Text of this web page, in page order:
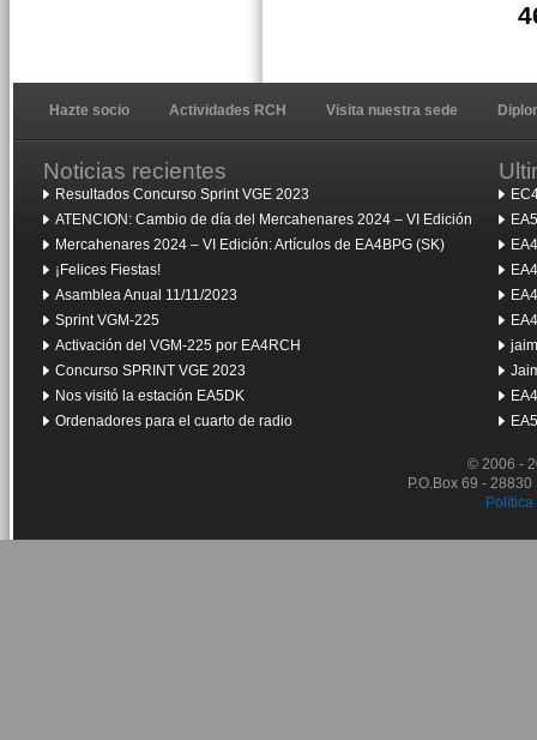
Hazte socio Actividades RCH Visita nuestra sede
Noticias recientes
Resultados Concurso Sprint VGE 2023
ATENCION: Cambio de día del Mercahenares 2024 – VI Edición
Mercahenares 2024 – VI Edición: Artículos de EA4BPG (SK)
¡Felices Fiestas!
Asamblea Anual 11/11/2023
Sprint VGM-225
Activación del VGM-225 por EA4RCH
Concurso SPRINT VGE 2023
Nos visitó la estación EA5DK
Ordenadores para el cuarto de radio
© 2006 -
P.O.Box 69 -